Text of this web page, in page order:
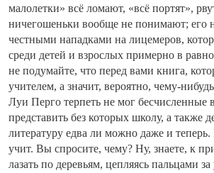
малолетки» всё ломают, «всё портят»,
ничегошеньки вообще не понимают;
честными нападками на лицемеров,
среди детей и взрослых примерно в
не подумайте, что перед вами книга,
учителем, а значит, вероятно, чему-
Луи Перго терпеть не мог бесчисленные
представить без которых школу, а также
литературу едва ли можно даже и
учит. Вы спросите, чему? Ну, знаете, к
лазать по деревьям, цепляясь пальцами